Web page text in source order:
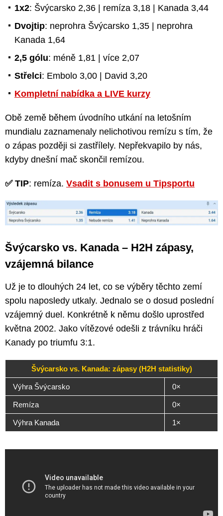
1x2: Švýcarsko 2,36 | remíza 3,18 | Kanada 3,44
Dvojtip: neprohra Švýcarsko 1,35 | neprohra
Kanada 1,64
2,5 gólu: méně 1,81 | více 2,07
Střelci: Embolo 3,00 | David 3,20
Kompletní nabídka a LIVE kurzy
Obě země během úvodního utkání na letošním
mundialu zaznamenaly nelichotivou remízu s tím, že
o zápas později si zastřílely. Nepřekvapilo by nás,
kdyby dnešní mač skončil remízou.
✅ TIP: remíza. Vsadit s bonusem u Tipsportu
Švýcarsko vs. Kanada – H2H zápasy,
vzájemná bilance
Už je to dlouhých 24 let, co se výběry těchto zemí
spolu naposledy utkaly. Jednalo se o dosud poslední
vzájemný duel. Konkrétně k němu došlo uprostřed
května 2002. Jako vítězové odešli z trávníku hráči
Kanady po triumfu 3:1.
Švýcarsko vs. Kanada: zápasy (H2H statistiky)
Výhra Švýcarsko 0×
Remíza 0×
Výhra Kanada 1×